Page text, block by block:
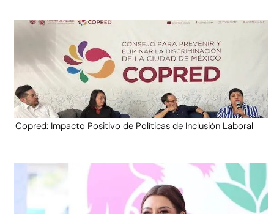
Copred: Impacto Positivo de Políticas de Inclusión Laboral